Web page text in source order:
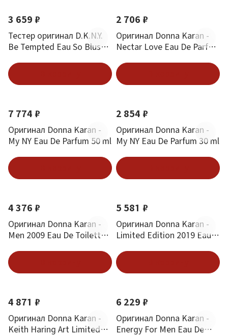
3 659 ₽
Тестер оригинал D.K.N.Y.
Be Tempted Eau So Blush
2 706 ₽
Оригинал Donna Karan -
Nectar Love Eau De Parfum
7 774 ₽
Оригинал Donna Karan -
My NY Eau De Parfum 50 ml
2 854 ₽
Оригинал Donna Karan -
My NY Eau De Parfum 30 ml
4 376 ₽
Оригинал Donna Karan -
Men 2009 Eau De Toilette
5 581 ₽
Оригинал Donna Karan -
Limited Edition 2019 Eau
4 871 ₽
Оригинал Donna Karan -
Keith Haring Art Limited
6 229 ₽
Оригинал Donna Karan -
Energy For Men Eau De